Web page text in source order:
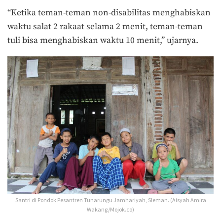
“Ketika teman-teman non-disabilitas menghabiskan
waktu salat 2 rakaat selama 2 menit, teman-teman
tuli bisa menghabiskan waktu 10 menit,” ujarnya.
Santri di Pondok Pesantren Tunarungu Jamhariyah, Sleman. (Aisyah Amira
Wakang/Mojok.co)